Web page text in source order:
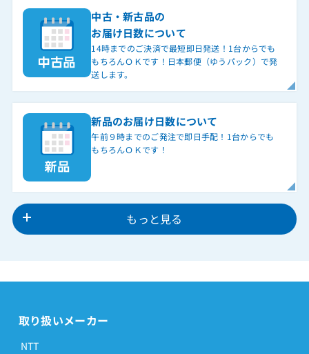
中古・新古品の
お届け日数について
14時までのご決済で最短即日発送！1台からでも
もちろんＯＫです！日本郵便（ゆうパック）で発
送します。
新品のお届け日数について
午前９時までのご発注で即日手配！1台からでも
もちろんＯＫです！
もっと見る
取り扱いメーカー
NTT